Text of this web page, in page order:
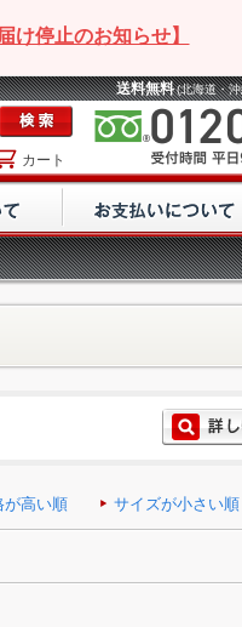
け停止のお知らせ】
送料無料 (北海道・
カート
が高い順 サイズが小さい順